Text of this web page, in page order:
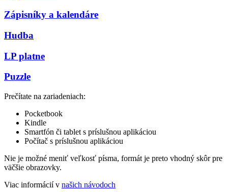
Zápisníky a kalendáre
Hudba
LP platne
Puzzle
Prečítate na zariadeniach:
Pocketbook
Kindle
Smartfón či tablet s príslušnou aplikáciou
Počítač s príslušnou aplikáciou
Nie je možné meniť veľkosť písma, formát je preto vhodný skôr pre
väčšie obrazovky.
Viac informácií v našich návodoch